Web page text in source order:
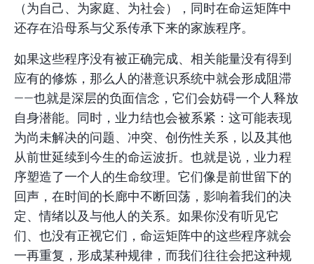
（为自己、为家庭、为社会），同时在命运矩阵中
还存在沿母系与父系传承下来的家族程序。
如果这些程序没有被正确完成、相关能量没有得到
应有的修炼，那么人的潜意识系统中就会形成阻滞
——也就是深层的负面信念，它们会妨碍一个人释放
自身潜能。同时，业力结也会被系紧：这可能表现
为尚未解决的问题、冲突、创伤性关系，以及其他
从前世延续到今生的命运波折。也就是说，业力程
序塑造了一个人的生命纹理。它们像是前世留下的
回声，在时间的长廊中不断回荡，影响着我们的决
定、情绪以及与他人的关系。如果你没有听见它
们、也没有正视它们，命运矩阵中的这些程序就会
一再重复，形成某种规律，而我们往往会把这种规